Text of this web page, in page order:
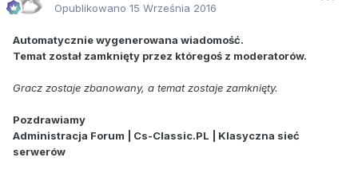
Opublikowano 15 Września 2016
Automatycznie wygenerowana wiadomość.
Temat został zamknięty przez któregoś z moderatorów.
Gracz zostaje zbanowany, a temat zostaje zamknięty.
Pozdrawiamy
Administracja Forum | Cs-Classic.PL | Klasyczna sieć
serwerów